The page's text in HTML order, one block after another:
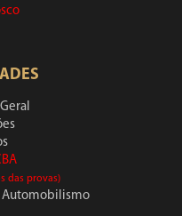
das provas)
Automobilismo